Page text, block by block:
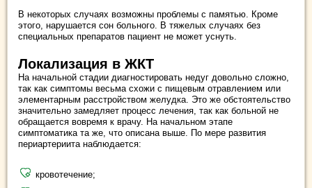
В некоторых случаях возможны проблемы с памятью. Кроме
этого, нарушается сон больного. В тяжелых случаях без
специальных препаратов пациент не может уснуть.
Локализация в ЖКТ
На начальной стадии диагностировать недуг довольно сложно,
так как симптомы весьма схожи с пищевым отравлением или
элементарным расстройством желудка. Это же обстоятельство
значительно замедляет процесс лечения, так как больной не
обращается вовремя к врачу. На начальном этапе
симптоматика та же, что описана выше. По мере развития
периартериита наблюдается:
кровотечение;